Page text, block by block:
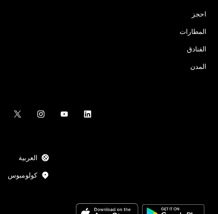
احجز
المطارات
الفنادق
المدن
العربية
كولومبوس